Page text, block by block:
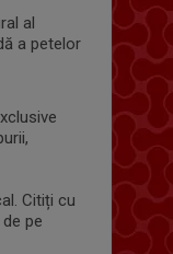
al
a petelor
Citiți cu
pe